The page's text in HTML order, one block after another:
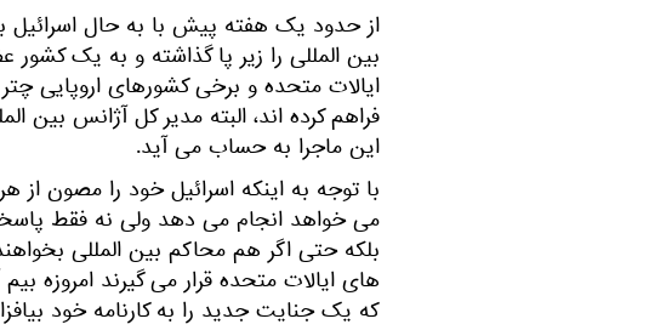
از حدود یک هفته پیش با به حال اسرائیل
بین المللی را زیر پا گذاشته و به یک
ایالات متحده و برخی کشورهای اروپایی
فراهم کرده اند، البته مدیر کل آژانس
این ماجرا به حساب می آید.
با توجه به اینکه اسرائیل خود را مصون
می خواهد انجام می دهد ولی نه فقط
بلکه حتی اگر هم محاکم بین المللی
های ایالات متحده قرار می گیرند امروزه
که یک جنایت جدید را به کارنامه خود